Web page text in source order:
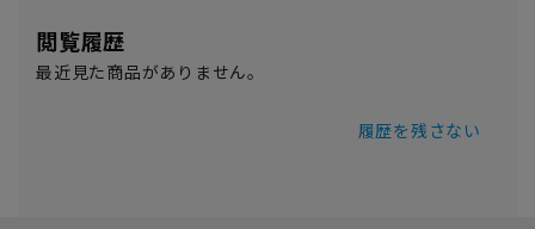
閲覧履歴
最近見た商品がありません。
履歴を残さない